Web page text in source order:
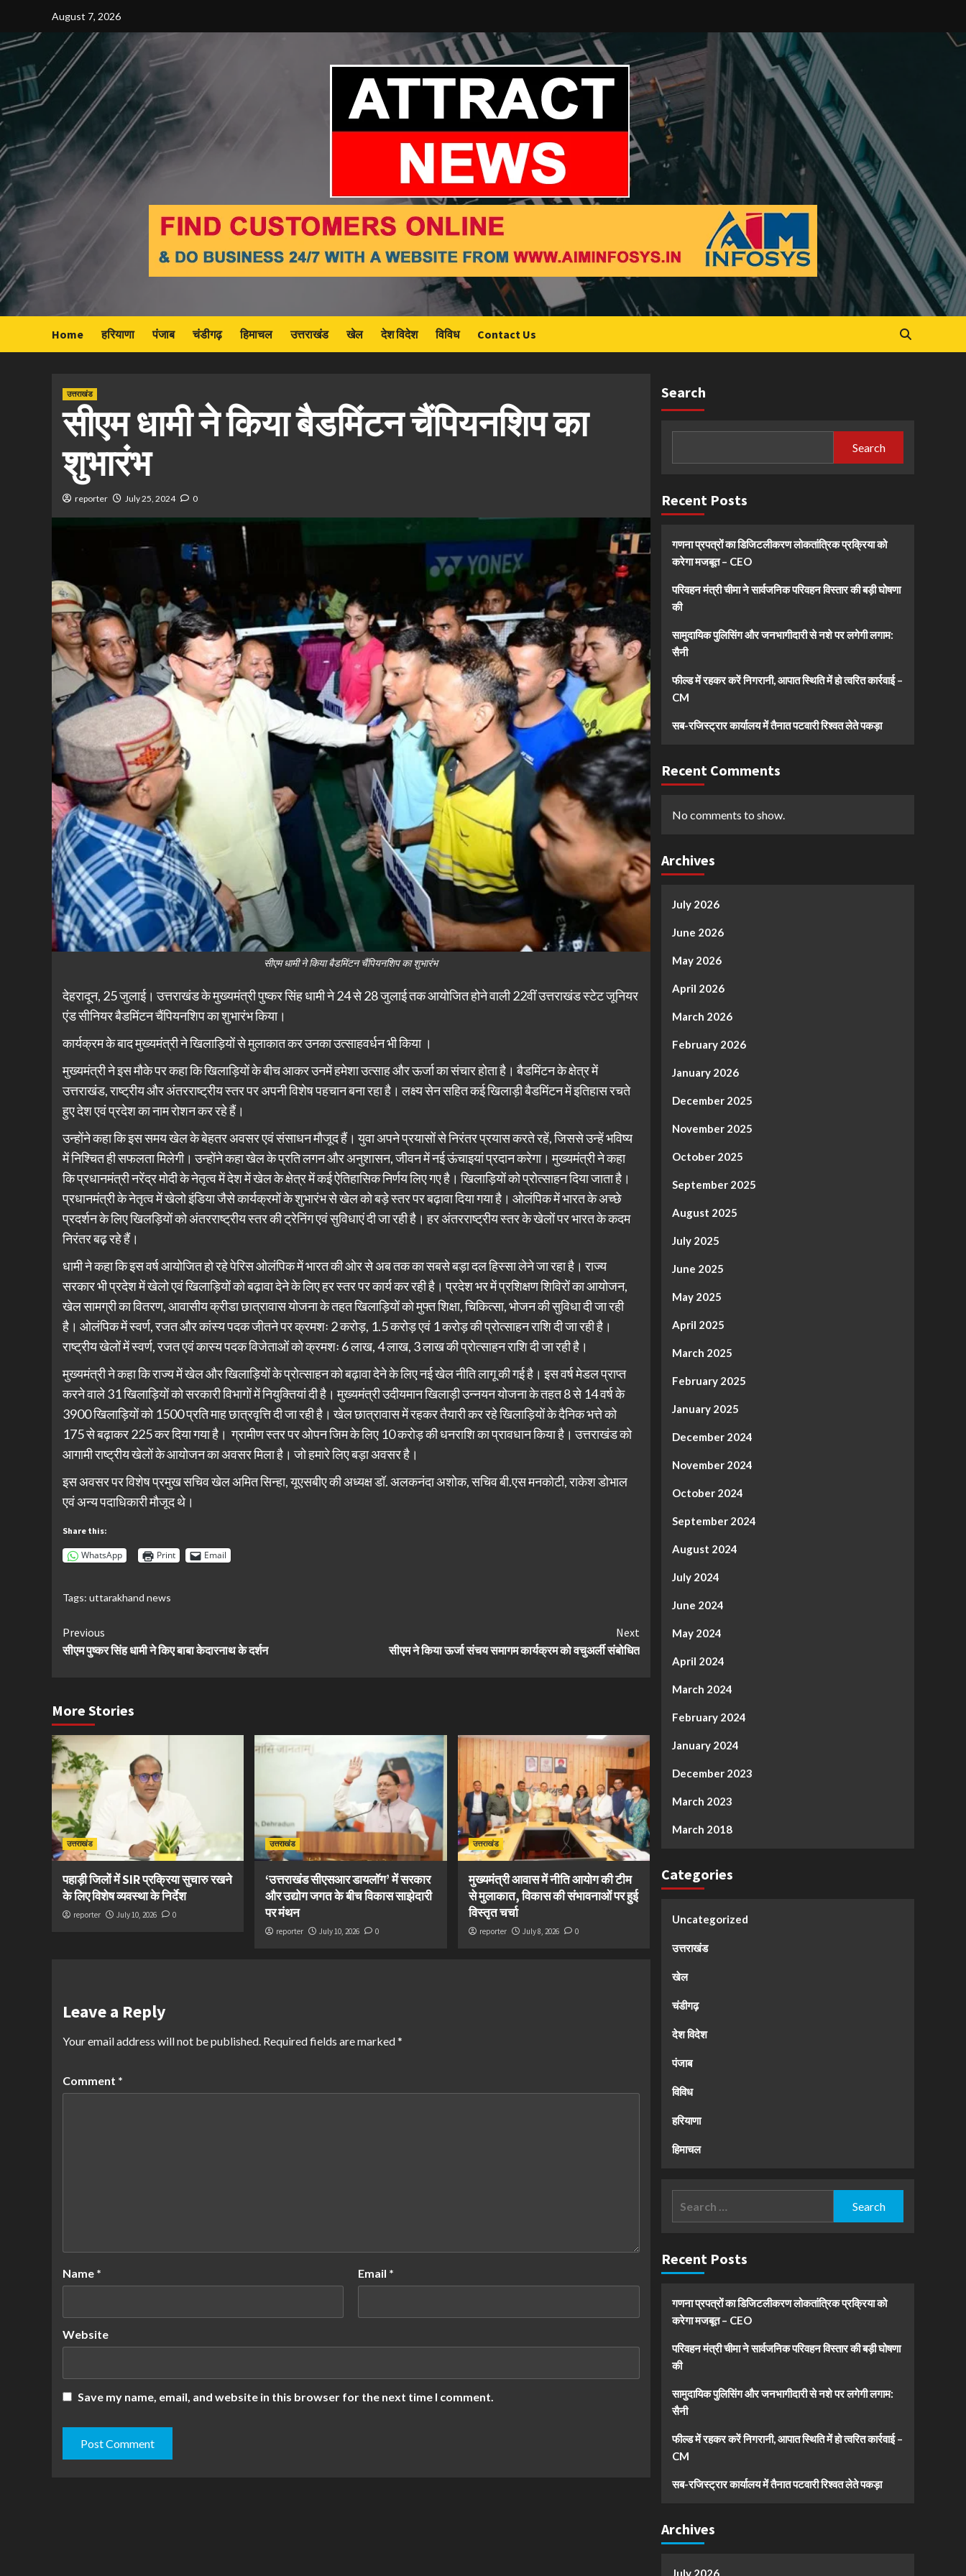
content
August 7, 2026
Home हरियाणा पंजाब चंडीगढ़ हिमाचल उत्तराखंड खेल देश विदेश विविध Contact Us
उत्तराखंड
सीएम धामी ने किया बैडमिंटन चैंपियनशिप का
शुभारंभ
reporter July 25, 2024 0
सीएम धामी ने किया बैडमिंटन चैंपियनशिप का शुभारंभ
देहरादून, 25 जुलाई। उत्तराखंड के मुख्यमंत्री पुष्कर सिंह धामी ने 24 से 28 जुलाई तक आयोजित होने वाली 22वीं उत्तराखंड स्टेट जूनियर
एंड सीनियर बैडमिंटन चैंपियनशिप का शुभारंभ किया।
कार्यक्रम के बाद मुख्यमंत्री ने खिलाड़ियों से मुलाकात कर उनका उत्साहवर्धन भी किया ।
मुख्यमंत्री ने इस मौके पर कहा कि खिलाड़ियों के बीच आकर उनमें हमेशा उत्साह और ऊर्जा का संचार होता है। बैडमिंटन के क्षेत्र में
उत्तराखंड, राष्ट्रीय और अंतरराष्ट्रीय स्तर पर अपनी विशेष पहचान बना रहा है। लक्ष्य सेन सहित कई खिलाड़ी बैडमिंटन में इतिहास रचते
हुए देश एवं प्रदेश का नाम रोशन कर रहे हैं।
उन्होंने कहा कि इस समय खेल के बेहतर अवसर एवं संसाधन मौजूद हैं। युवा अपने प्रयासों से निरंतर प्रयास करते रहें, जिससे उन्हें भविष्य
में निश्चित ही सफलता मिलेगी। उन्होंने कहा खेल के प्रति लगन और अनुशासन, जीवन में नई ऊंचाइयां प्रदान करेगा। मुख्यमंत्री ने कहा
कि प्रधानमंत्री नरेंद्र मोदी के नेतृत्व में देश में खेल के क्षेत्र में कई ऐतिहासिक निर्णय लिए गए है। खिलाड़ियों को प्रोत्साहन दिया जाता है।
प्रधानमंत्री के नेतृत्व में खेलो इंडिया जैसे कार्यक्रमों के शुभारंभ से खेल को बड़े स्तर पर बढ़ावा दिया गया है। ओलंपिक में भारत के अच्छे
प्रदर्शन के लिए खिलड़ियों को अंतरराष्ट्रीय स्तर की ट्रेनिंग एवं सुविधाएं दी जा रही है। हर अंतरराष्ट्रीय स्तर के खेलों पर भारत के कदम
निरंतर बढ़़ रहे हैं।
धामी ने कहा कि इस वर्ष आयोजित हो रहे पेरिस ओलंपिक में भारत की ओर से अब तक का सबसे बड़ा दल हिस्सा लेने जा रहा है। राज्य
सरकार भी प्रदेश में खेलो एवं खिलाड़ियों को बढ़ावा देने के लिए हर स्तर पर कार्य कर रही है। प्रदेश भर में प्रशिक्षण शिविरों का आयोजन,
खेल सामग्री का वितरण, आवासीय क्रीडा छात्रावास योजना के तहत खिलाड़ियों को मुफ्त शिक्षा, चिकित्सा, भोजन की सुविधा दी जा रही
है। ओलंपिक में स्वर्ण, रजत और कांस्य पदक जीतने पर क्रमशः 2 करोड़, 1.5 करोड़ एवं 1 करोड़ की प्रोत्साहन राशि दी जा रही है।
राष्ट्रीय खेलों में स्वर्ण, रजत एवं कास्य पदक विजेताओं को क्रमशः 6 लाख, 4 लाख, 3 लाख की प्रोत्साहन राशि दी जा रही है।
मुख्यमंत्री ने कहा कि राज्य में खेल और खिलाड़ियों के प्रोत्साहन को बढ़ावा देने के लिए नई खेल नीति लागू की गई है। इस वर्ष मेडल प्राप्त
करने वाले 31 खिलाड़ियों को सरकारी विभागों में नियुक्तियां दी है। मुख्यमंत्री उदीयमान खिलाड़ी उन्नयन योजना के तहत 8 से 14 वर्ष के
3900 खिलाड़ियों को 1500 प्रति माह छात्रवृत्ति दी जा रही है। खेल छात्रावास में रहकर तैयारी कर रहे खिलाड़ियों के दैनिक भत्ते को
175 से बढ़ाकर 225 कर दिया गया है। ग्रामीण स्तर पर ओपन जिम के लिए 10 करोड़ की धनराशि का प्रावधान किया है। उत्तराखंड को
आगामी राष्ट्रीय खेलों के आयोजन का अवसर मिला है। जो हमारे लिए बड़ा अवसर है।
इस अवसर पर विशेष प्रमुख सचिव खेल अमित सिन्हा, यूएसबीए की अध्यक्ष डॉ. अलकनंदा अशोक, सचिव बी.एस मनकोटी, राकेश डोभाल
एवं अन्य पदाधिकारी मौजूद थे।
Share this:
WhatsApp Print Email
Tags: uttarakhand news
Continue
Reading
Previous
सीएम पुष्कर सिंह धामी ने किए बाबा केदारनाथ के दर्शन
Next
सीएम ने किया ऊर्जा संचय समागम कार्यक्रम को वचुअर्ली संबोधित
More Stories
उत्तराखंड
पहाड़ी जिलों में SIR प्रक्रिया सुचारु रखने
के लिए विशेष व्यवस्था के निर्देश
reporter July 10, 2026 0
उत्तराखंड
‘उत्तराखंड सीएसआर डायलॉग’ में सरकार
और उद्योग जगत के बीच विकास साझेदारी
पर मंथन
reporter July 10, 2026 0
उत्तराखंड
मुख्यमंत्री आवास में नीति आयोग की टीम
से मुलाकात, विकास की संभावनाओं पर हुई
विस्तृत चर्चा
reporter July 8, 2026 0
Leave a Reply
Your email address will not be published. Required fields are marked*
Comment *
Name * Email *
Website
Save my name, email, and website in this browser for the next time I comment.
Search
Search
Recent Posts
गणना प्रपत्रों का डिजिटलीकरण लोकतांत्रिक प्रक्रिया को
करेगा मजबूत – CEO
परिवहन मंत्री चीमा ने सार्वजनिक परिवहन विस्तार की बड़ी घोषणा
की
सामुदायिक पुलिसिंग और जनभागीदारी से नशे पर लगेगी लगाम:
सैनी
फील्ड में रहकर करें निगरानी, आपात स्थिति में हो त्वरित कार्रवाई –
CM
सब-रजिस्ट्रार कार्यालय में तैनात पटवारी रिश्वत लेते पकड़ा
Recent Comments
No comments to show.
Archives
July 2026
June 2026
May 2026
April 2026
March 2026
February 2026
January 2026
December 2025
November 2025
October 2025
September 2025
August 2025
July 2025
June 2025
May 2025
April 2025
March 2025
February 2025
January 2025
December 2024
November 2024
October 2024
September 2024
August 2024
July 2024
June 2024
May 2024
April 2024
March 2024
February 2024
January 2024
December 2023
March 2023
March 2018
Categories
Uncategorized
उत्तराखंड
खेल
चंडीगढ़
देश विदेश
पंजाब
विविध
हरियाणा
हिमाचल
Recent Posts
गणना प्रपत्रों का डिजिटलीकरण लोकतांत्रिक प्रक्रिया को
करेगा मजबूत – CEO
परिवहन मंत्री चीमा ने सार्वजनिक परिवहन विस्तार की बड़ी घोषणा
की
सामुदायिक पुलिसिंग और जनभागीदारी से नशे पर लगेगी लगाम:
सैनी
फील्ड में रहकर करें निगरानी, आपात स्थिति में हो त्वरित कार्रवाई –
CM
सब-रजिस्ट्रार कार्यालय में तैनात पटवारी रिश्वत लेते पकड़ा
Archives
July 2026